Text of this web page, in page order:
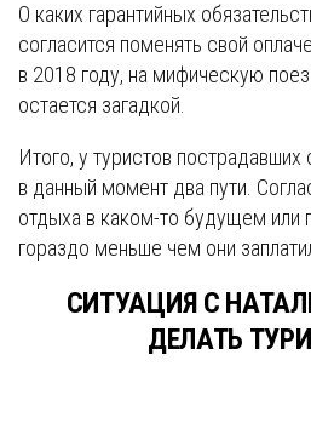
О каких гарантийных
согласится поменять свой
в 2018 году, на мифическую
остается загадкой.
Итого, у туристов пострадавших
в данный момент два пути.
отдыха в каком-то будущем или
гораздо меньше чем они
СИТУАЦИЯ С
ДЕЛАТЬ